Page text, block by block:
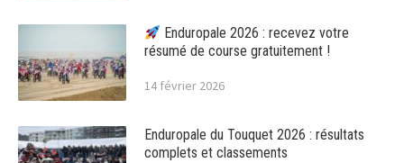
Enduropale 2026 : recevez votre
résumé de course gratuitement !
14 février 2026
Enduropale du Touquet 2026 : résultats
complets et classements